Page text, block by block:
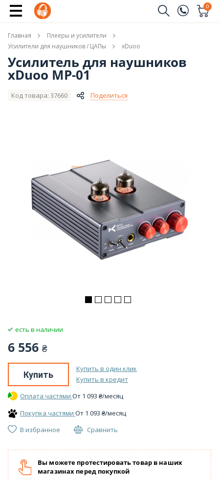
(096)
(044)
0
Имя
Телефон
Главная
Плееры и усилители
Усилители для наушников / ЦАПы
xDuoo
Усилитель для наушников
xDuoo MP-01
Код товара: 37660 Поделиться
есть в наличии
6 556 ₴
Купить
Купить в один клик
Купить в кредит
Оплата частями От 1 093 ₴/месяц
Покупка частями От 1 093 ₴/месяц
В избранное
Сравнить
Вы можете протестировать товар в наших
магазинах перед покупкой
Купить